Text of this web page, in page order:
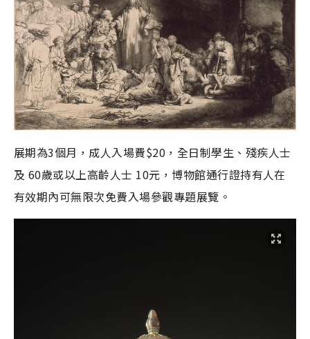
展期為3個月，成人入場費$20，全日制學生、殘疾人士
及 60歲或以上高齡人士 10元，博物館通行證持有人在
有效期內可無限次免費入場參觀專題展覽。